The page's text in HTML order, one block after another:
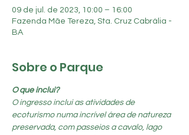
09 de jul. de 2023, 10:00 – 16:00
Fazenda Mãe Tereza, Sta. Cruz Cabrália -
BA
Sobre o Parque
O que inclui?
O ingresso inclui as atividades de
ecoturismo numa incrível área de natureza
preservada, com passeios a cavalo, lago